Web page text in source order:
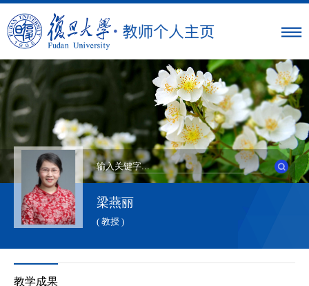
梁燕丽
( 教授 )
教学成果